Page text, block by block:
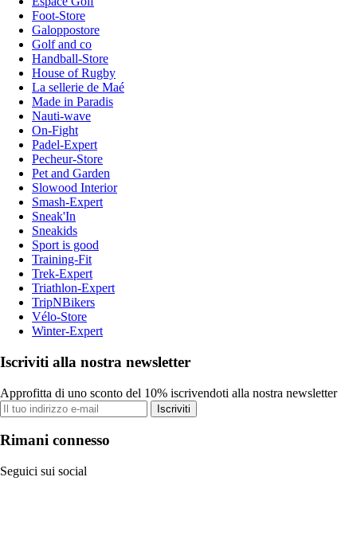
Foot-Store
Galoppostore
Golf and co
Handball-Store
House of Rugby
La sellerie de Maé
Made in Paradis
Nauti-wave
On-Fight
Padel-Expert
Pecheur-Store
Pet and Garden
Slowood Interior
Smash-Expert
Sneak'In
Sneakids
Sport is good
Training-Fit
Trek-Expert
Triathlon-Expert
TripNBikers
Vélo-Store
Winter-Expert
Iscriviti alla nostra newsletter
Approfitta di uno sconto del 10% iscrivendoti alla nostra newsletter
Iscriviti
Rimani connesso
Seguici sui social